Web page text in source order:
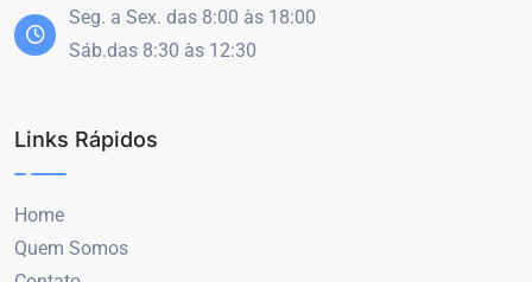
Seg. a Sex. das 8:00 às 18:00
Sáb.das 8:30 às 12:30
Links Rápidos
Home
Quem Somos